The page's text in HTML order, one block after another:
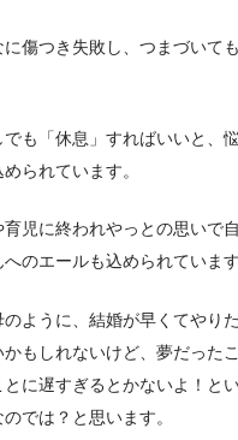
に傷つき失敗し、つまづいて
でも「休息」すればいいと、
られています。
育児に終われやっとの思いで
のエールも込められています
ように、結婚が早くてやり
かもしれないけど、夢だった
に遅すぎるとかないよ！と
では？と思います。